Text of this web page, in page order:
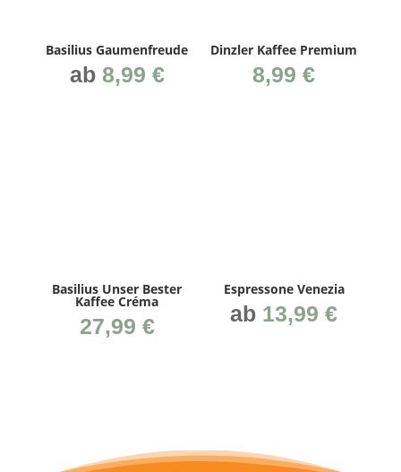
Basi­li­us Gaumenfreude
ab 8,99 €
Dinz­ler Kaffee Premium
8,99€
Basi­li­us Unser Bes­ter
Kaffee Créma
27,99 €
Espres­so­ne Venezia
ab 13,99€